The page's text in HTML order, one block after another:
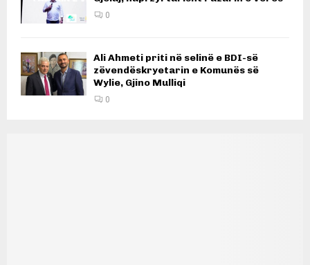
0
Ali Ahmeti priti në selinë e BDI-së
zëvendëskryetarin e Komunës së
Wylie, Gjino Mulliqi
0